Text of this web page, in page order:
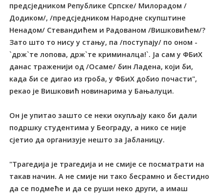
предсједником Републике Српске/ Милорадом /
Додиком/, /предсједником Народне скупштине
Ненадом/ Стевандићем и Радованом /Вишковићем/?
Зато што то нису у стању, па /поступају/ по оном -
`држ`те лопова, држ`те криминалца!`. Ја сам у ФБиХ
данас траженији од /Осаме/ бин Ладена, који би,
када би се дигао из гроба, у ФБиХ добио почасти",
рекао је Вишковић новинарима у Бањалуци.
Он је упитао зашто се неки окупљају како би дали
подршку студентима у Београду, а нико се није
сјетио да организује нешто за Јабланицу.
"Трагедија је трагедија и не смије се посматрати на
такав начин. А не смије ни тако бесрамно и бестидно
да се подмеће и да се руши неко други, а имаш